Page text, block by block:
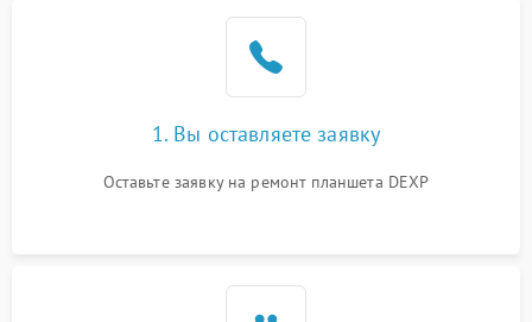
Память и данные
Режим работы
1. Вы оставляете заявку
Оставьте заявку на ремонт планшета DEXP